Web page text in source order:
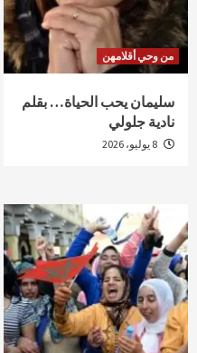
من وحي أقلامهن
سليمان يحب الحياة… بقلم
نادية جلولي